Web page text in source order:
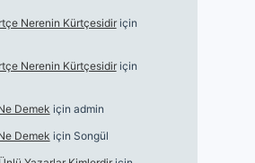
Nerenin Kürtçesidiriçin
Nerenin Kürtçesidiriçin
Demek için admin
Demek için Songül